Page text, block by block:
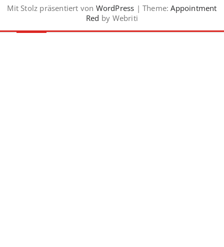
Mit Stolz präsentiert von WordPress | Theme: Appointment
Red by Webriti